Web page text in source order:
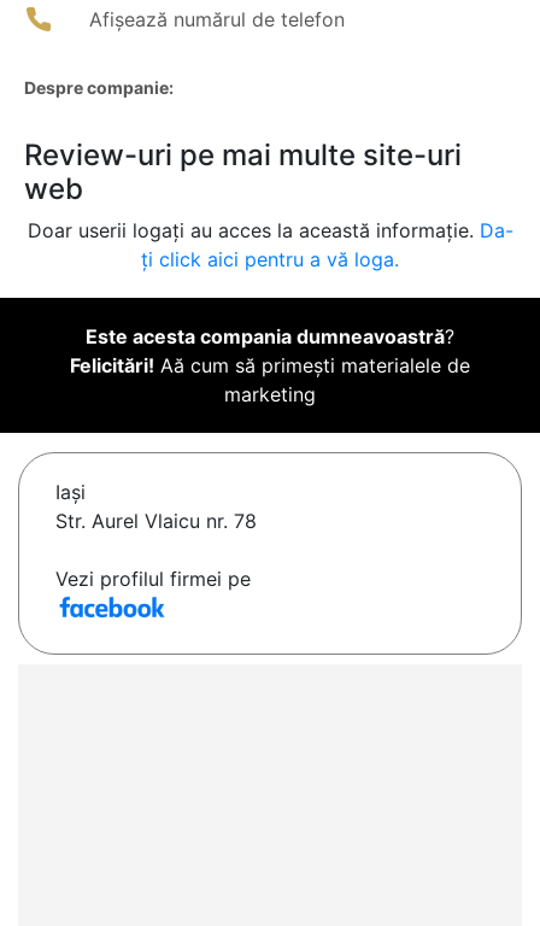
Afișează numărul de telefon
Despre companie:
Review-uri pe mai multe site-uri
web
Doar userii logați au acces la această informație. Da-
ți click aici pentru a vă loga.
Este acesta compania dumneavoastră?
Felicitări! Aă cum să primești materialele de
marketing
Iaşi
Str. Aurel Vlaicu nr. 78
Vezi profilul firmei pe